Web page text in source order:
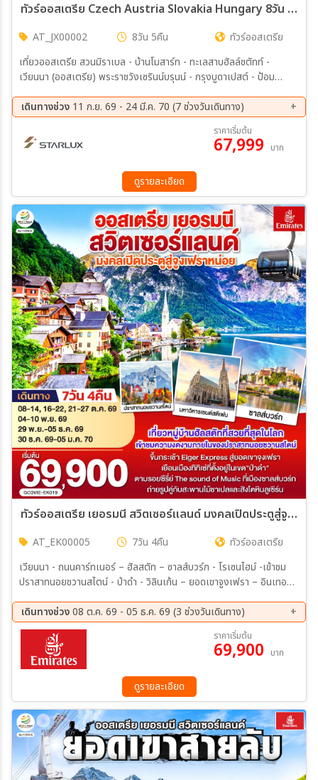
ทัวร์ออสเตรีย Czech Austria Slovakia Hungary 8วัน 5คืน (JX)
AT_JX00002 8วัน 5คืน
ทัวร์ออสเตรีย
เที่ยวออสเตรีย สวนมิราเบล - บ้านโมสาร์ท - ทะเลสาบฮัลล์ชตัทท์ -
เวียนนา (ออสเตรีย) พระราชวังเซรินน์บรุนน์ - กรุงบูดาเปสต์ - ป้อม
ข้อปปิ้ง Designer Outlet Parndorf - บราติลาว่า - เที่ยวชมเมืองบราติ
สลาว่า ปราก - มหาวิหารเซนต์วิตุส - สะพานชาลส์ - หอนาฬิกาคาราศาสตร์
- จัตุรัสเมืองเก่า
เดินทางช่วง 11 ก.ย. 69 - 24 มี.ค. 70 (7 ช่วงวันเดินทาง)
28 ส.ค. 69 - 04 ก.ย. 69
11 ก.ย. 69 - 18 ก.ย. 69
25 ก.ย. 69 - 02 ต.ค. 69
09 ต.ค. 69 - 16 ต.ค. 69
ราคาเริ่มต้น
67,999 บาท
ดูรายละเอียด
ทัวร์ออสเตรีย เยอรมนี สวิตเซอร์แลนด์ มงคลเปิดประตูสู่จูงเฟรา 7วัน 4คืน (EK)
AT_EK00005 7วัน 4คืน
ทัวร์ออสเตรีย
เวียนนา - ถนนคาร์ทเนอร์ – ฮัลสตัท – ซาลส์บวร์ก - โรเซนไฮม์ -เข้าชม
ปราสาทนอยชวานสไตน์ - ป่าดำ - วิลินเก้น – ยอดเขาจูงเฟรา – อินเทอร์
เดินทางช่วง08 ต.ค. 69 - 05 ธ.ค. 69 (3 ช่วงวันเดินทาง)
08 ต.ค. 69 - 14 ต.ค. 69
04 พ.ย. 69 - 10 พ.ย. 69
29 พ.ย. 69 - 05 ธ.ค. 69
ราคาเริ่มต้น
69,900 บาท
ดูรายละเอียด